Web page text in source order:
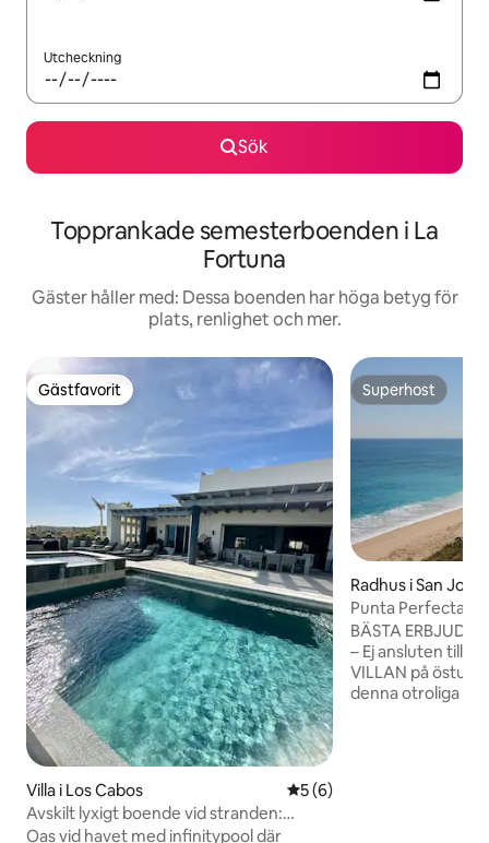
Utcheckning
Sök
Topprankade semesterboenden i La
Fortuna
Gäster håller med: Dessa boenden har höga betyg för
plats, renlighet och mer.
Gästfavorit
Gästfavorit
Villa i Los Cabos 5 av 5 i genomsnittligt
5 (6)
Avskilt lyxigt boende vid stranden:
infinitypool/surfing
Oas vid havet med infinitypool där
Superhost
Superhost
Radhus i San
Punta Perfecta
BÄSTA
– Ej ansluten till
VILLAN på
denna otroliga